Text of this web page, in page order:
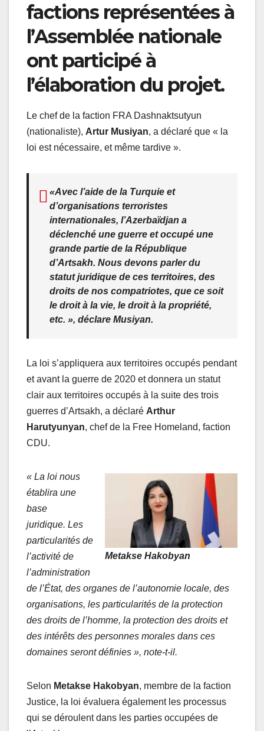
factions représentées à
l’Assemblée nationale
ont participé à
l’élaboration du projet.
Le chef de la faction FRA Dashnaktsutyun
(nationaliste), Artur Musiyan, a déclaré que « la
loi est nécessaire, et même tardive ».
«Avec l’aide de la Turquie et
d’organisations terroristes
internationales, l’Azerbaïdjan a
déclenché une guerre et occupé une
grande partie de la République
d’Artsakh. Nous devons parler du
statut juridique de ces territoires, des
droits de nos compatriotes, que ce soit
le droit à la vie, le droit à la propriété,
etc. », déclare Musiyan.
La loi s’appliquera aux territoires occupés pendant
et avant la guerre de 2020 et donnera un statut
clair aux territoires occupés à la suite des trois
guerres d’Artsakh, a déclaré Arthur
Harutyunyan, chef de la Free Homeland, faction
CDU.
Metakse Hakobyan
« La loi nous
établira une
base
juridique. Les
particularités de
l’activité de
l’administration
de l’État, des organes de l’autonomie locale, des
organisations, les particularités de la protection
des droits de l’homme, la protection des droits et
des intérêts des personnes morales dans ces
domaines seront définies », note-t-il.
Selon Metakse Hakobyan, membre de la faction
Justice, la loi évaluera également les processus
qui se déroulent dans les parties occupées de